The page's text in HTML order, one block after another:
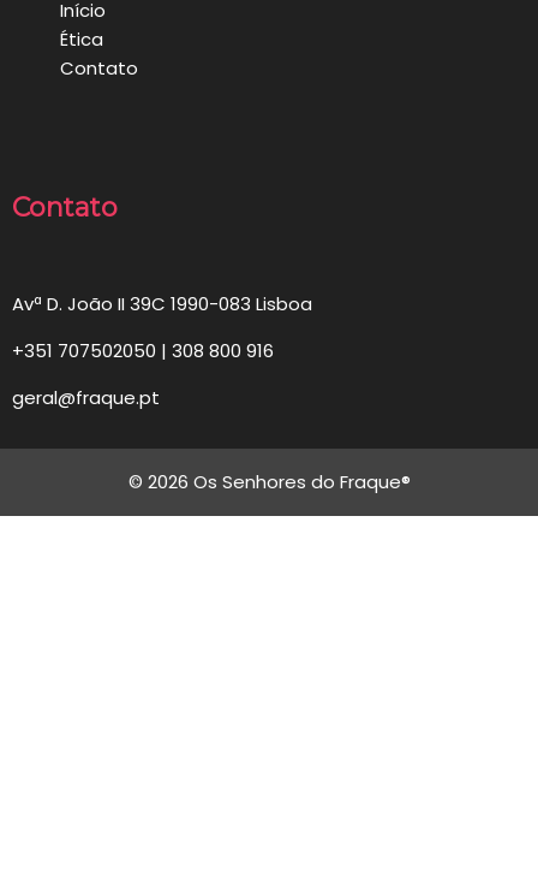
Início
Ética
Contato
Contato
Avª D. João II 39C 1990-083 Lisboa
+351 707502050 | 308 800 916
geral@fraque.pt
© 2026 Os Senhores do Fraque®